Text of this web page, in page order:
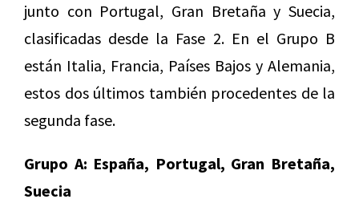
junto con Portugal, Gran Bretaña y Suecia,
clasificadas desde la Fase 2. En el Grupo B
están Italia, Francia, Países Bajos y Alemania,
estos dos últimos también procedentes de la
segunda fase.
Grupo A: España, Portugal, Gran Bretaña,
Suecia